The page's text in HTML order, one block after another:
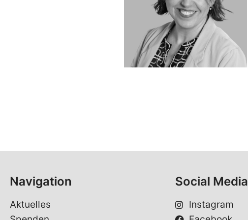
Navigation
Aktuelles
Social Media
Instagram